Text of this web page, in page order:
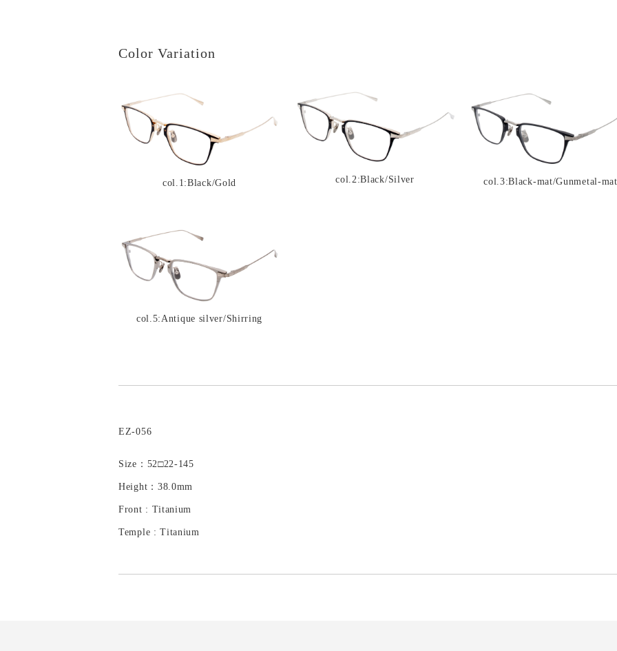
Color Variation
col.1:Black/Gold col.2:Black/Silver col.3:Black-mat/Gunmetal-mat
col.5:Antique silver/Shirring
EZ-056
Size：52□22-145
Height：38.0mm
Front : Titanium
Temple : Titanium